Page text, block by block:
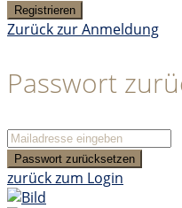
Registrieren
Zurück zur Anmeldung
Passwort
Passwort zurücksetzen
zurück zum Login